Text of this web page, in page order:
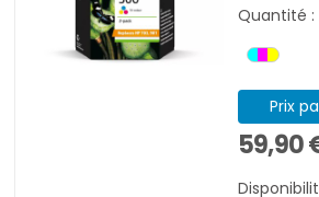
Quantité :
Prix
59,90